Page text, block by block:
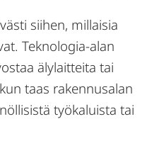
siihen, millaisia
Teknologia-alan
älylaitteita tai
taas rakennusalan
työkaluista tai